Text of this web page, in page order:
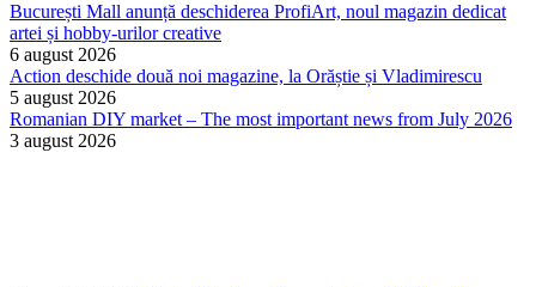
București Mall anunță deschiderea ProfiArt, noul magazin dedicat
artei și hobby-urilor creative
6 august 2026
Action deschide două noi magazine, la Orăștie și Vladimirescu
5 august 2026
Romanian DIY market – The most important news from July 2026
3 august 2026